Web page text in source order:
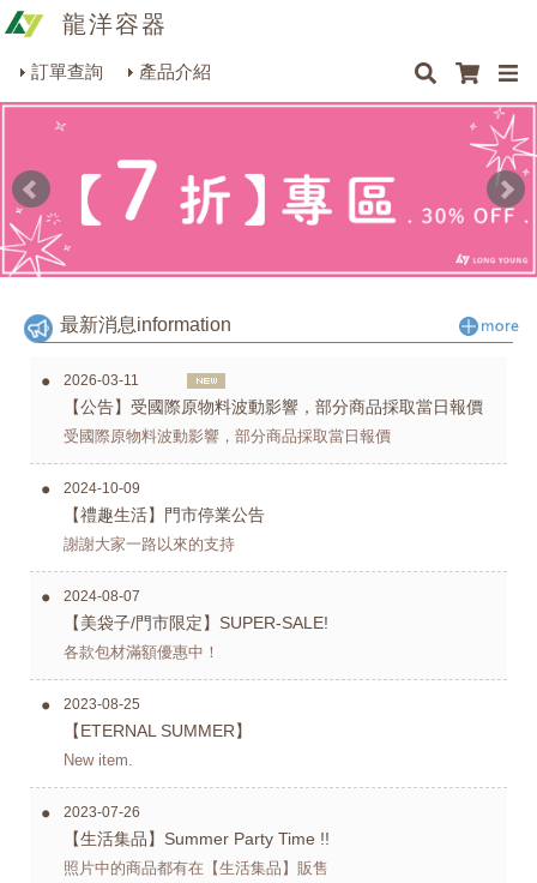
龍洋容器
訂單查詢
產品介紹
商品搜尋
包裝材料系列
餐飲器具系列
最新消息 聯絡我們
最新消息information
2026-03-11
​【公告】受國際原物料波動影響，部分商品採取當日報價
受國際原物料波動影響，部分商品採取當日報價
2024-10-09
【禮趣生活】門市停業公告
謝謝大家一路以來的支持
2024-08-07
【美袋子/門市限定】SUPER-SALE!
各款包材滿額優惠中！
2023-08-25
【ETERNAL SUMMER】
New item.
2023-07-26
【生活集品】Summer Party Time !!
照片中的商品都有在【生活集品】販售